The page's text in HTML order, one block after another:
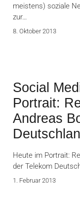
meistens) soziale
zur…
8. Oktober 2013
Social
Portrait:
Andreas
Heute im Portrait:
der Telekom
1. Februar 2013